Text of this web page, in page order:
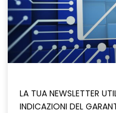
LA TUA NEWSLETTER
INDICAZIONI DEL